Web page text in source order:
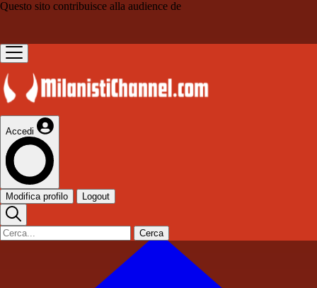
Questo sito contribuisce alla audience de
Accedi
Modifica profilo Logout
Cerca